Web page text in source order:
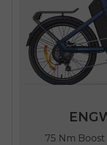
75 Nm